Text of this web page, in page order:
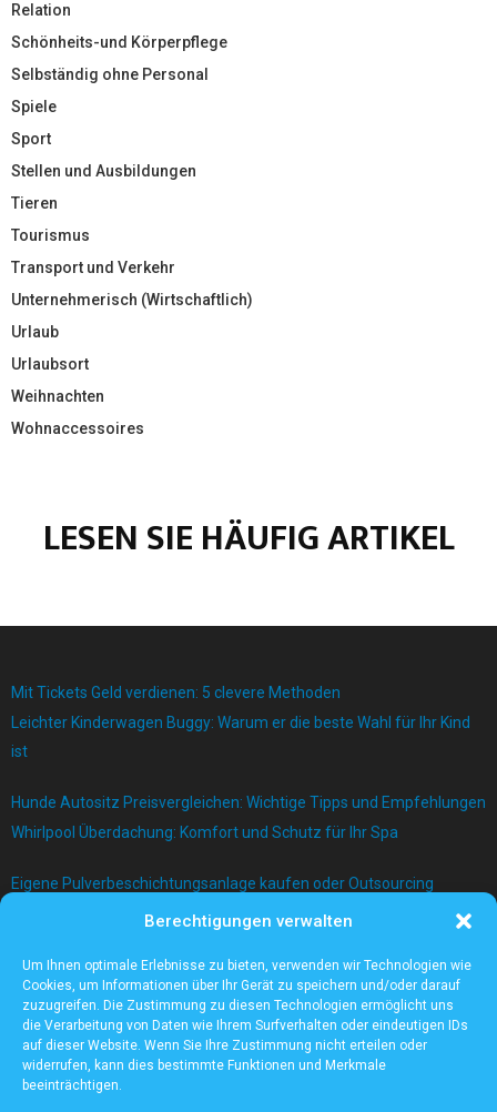
Berechtigungen verwalten
Um Ihnen optimale Erlebnisse zu bieten, verwenden wir Technologien wie
Cookies, um Informationen über Ihr Gerät zu speichern und/oder darauf
zuzugreifen. Die Zustimmung zu diesen Technologien ermöglicht uns
die Verarbeitung von Daten wie Ihrem Surfverhalten oder eindeutigen IDs
auf dieser Website. Wenn Sie Ihre Zustimmung nicht erteilen oder
widerrufen, kann dies bestimmte Funktionen und Merkmale
beeinträchtigen.
Relation
Schönheits-und Körperpflege
Selbständig ohne Personal
Spiele
Sport
Stellen und Ausbildungen
Tieren
Tourismus
Transport und Verkehr
Unternehmerisch (Wirtschaftlich)
Urlaub
Urlaubsort
Weihnachten
Wohnaccessoires
LESEN SIE HÄUFIG ARTIKEL
Mit Tickets Geld verdienen: 5 clevere Methoden
Leichter Kinderwagen Buggy: Warum er die beste Wahl für Ihr Kind
ist
Hunde Autositz Preisvergleichen: Wichtige Tipps und Empfehlungen
Whirlpool Überdachung: Komfort und Schutz für Ihr Spa
Eigene Pulverbeschichtungsanlage kaufen oder Outsourcing
Bau einer Mauer mit Betonblock